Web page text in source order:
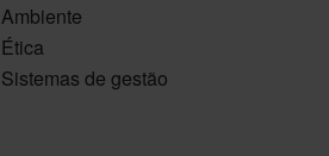
Ambiente
Ética
Sistemas de gestão